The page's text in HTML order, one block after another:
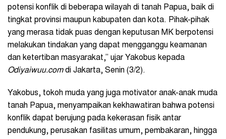
potensi konflik di beberapa wilayah di tanah Papua, baik di
tingkat provinsi maupun kabupaten dan kota. Pihak-pihak
yang merasa tidak puas dengan keputusan MK berpotensi
melakukan tindakan yang dapat mengganggu keamanan
dan ketertiban masyarakat,” ujar Yakobus kepada
Odiyaiwuu.comdi Jakarta, Senin (3/2).
Yakobus, tokoh muda yang juga motivator anak-anak muda
tanah Papua, menyampaikan kekhawatiran bahwa potensi
konflik dapat berujung pada kekerasan fisik antar
pendukung, perusakan fasilitas umum, pembakaran, hingga